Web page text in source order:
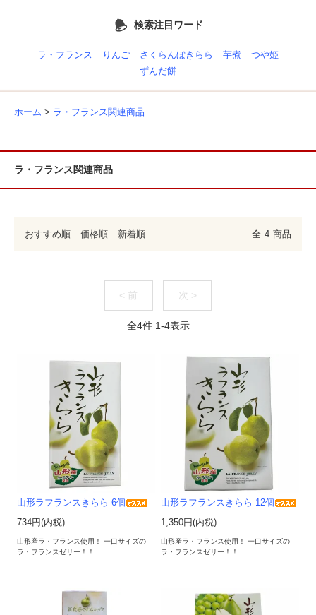
検索注目ワード
ラ・フランス りんご さくらんぼきらら 芋煮
つや姫
ずんだ餅
ホーム > ラ・フランス関連商品
ラ・フランス関連商品
おすすめ順 価格順 新着順 全 4 商品
< 前 次 >
全4件 1-4表示
山形ラフランスきらら 6個
734円(内税)
山形産ラ・フランス使用！ 一口サイズの
ラ・フランスゼリー！！
山形ラフランスきらら 12個
1,350円(内税)
山形産ラ・フランス使用！ 一口サイズの
ラ・フランスゼリー！！